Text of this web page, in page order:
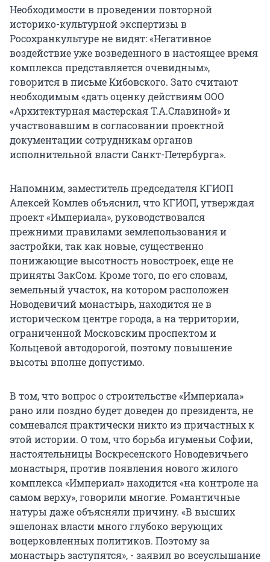
Необходимости в проведении повторной
историко-культурной экспертизы в
Росохранкультуре не видят: «Негативное
воздействие уже возведенного в настоящее время
комплекса представляется очевидным»,
говорится в письме Кибовского. Зато считают
необходимым «дать оценку действиям ООО
«Архитектурная мастерская Т.А.Славиной» и
участвовавшим в согласовании проектной
документации сотрудникам органов
исполнительной власти Санкт-Петербурга».
Напомним, заместитель председателя КГИОП
Алексей Комлев объяснил, что КГИОП, утверждая
проект «Империала», руководствовался
прежними правилами землепользования и
застройки, так как новые, существенно
понижающие высотность новостроек, еще не
приняты ЗакСом. Кроме того, по его словам,
земельный участок, на котором расположен
Новодевичий монастырь, находится не в
историческом центре города, а на территории,
ограниченной Московским проспектом и
Кольцевой автодорогой, поэтому повышение
высоты вполне допустимо.
В том, что вопрос о строительстве «Империала»
рано или поздно будет доведен до президента, не
сомневался практически никто из причастных к
этой истории. О том, что борьба игуменьи Софии,
настоятельницы Воскресенского Новодевичьего
монастыря, против появления нового жилого
комплекса «Империал» находится «на контроле на
самом верху», говорили многие. Романтичные
натуры даже объясняли причину. «В высших
эшелонах власти много глубоко верующих
воцерковленных политиков. Поэтому за
монастырь заступятся», - заявил во всеуслышание